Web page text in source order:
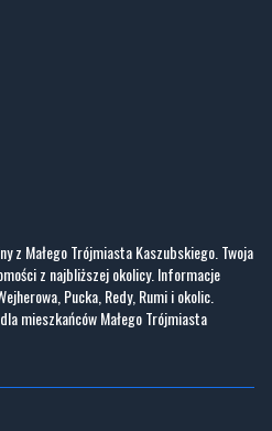
Małego Trójmiasta Kaszubskiego. Twoja
z najbliższej okolicy. Informacje
Pucka, Redy, Rumi i okolic.
mieszkańców Małego Trójmiasta